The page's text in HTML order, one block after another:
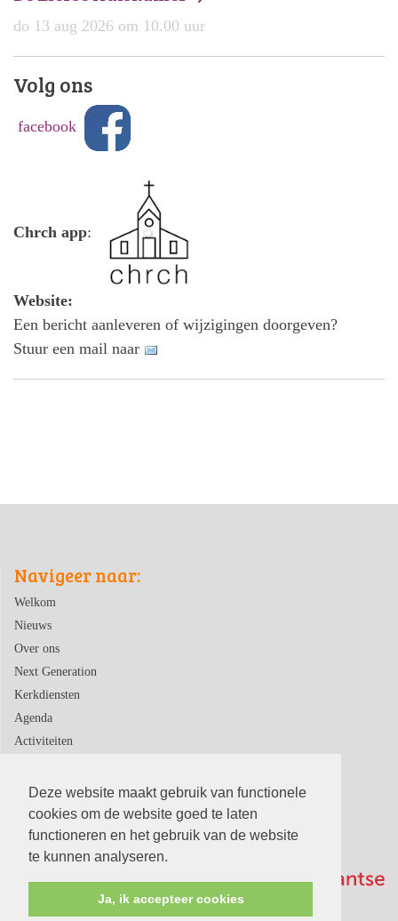
Deze website maakt gebruik van functionele
cookies om de website goed te laten
functioneren en het gebruik van de website
te kunnen analyseren.
Ja, ik accepteer cookies
do 13 aug 2026 om 10.00 uur
Volg ons
facebook
Chrch app:
Website:
Een bericht aanleveren of wijzigingen doorgeven?
Stuur een mail naar
Navigeer naar:
Welkom
Nieuws
Over ons
Next Generation
Kerkdiensten
Agenda
Activiteiten